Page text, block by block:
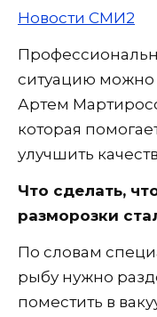
Новости СМИ2
ситуацию
Артем
которая
улучшить
Что сделать,
разморозки
По словам
рыбу нужно
поместить в